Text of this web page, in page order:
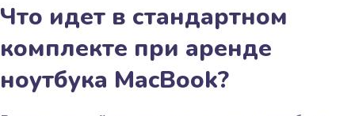
Что идет в стандартном
комплекте при аренде
ноутбука MacBook?